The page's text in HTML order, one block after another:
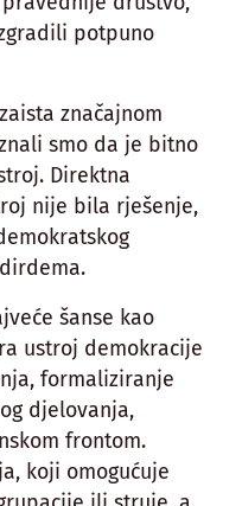
potpuno
značajnom
smo da je bitno
Direktna
nije bila rješenje,
šanse kao
ustroj demokracije
formaliziranje
djelovanja,
frontom.
koji omogućuje